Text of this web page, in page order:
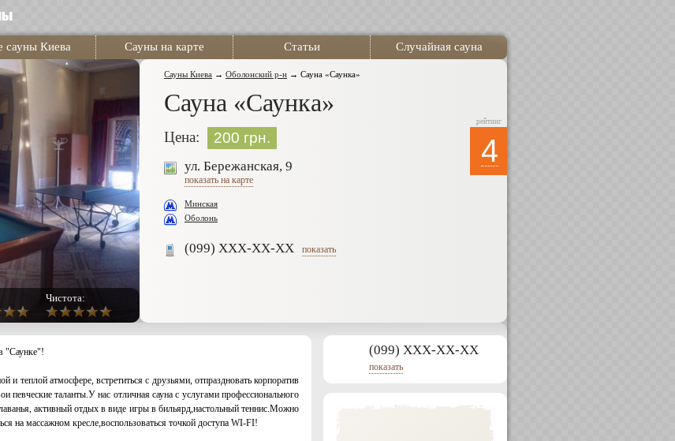
сауны Киева Сауны на карте Статьи Случайная сауна
Чистота:
Сауны Киева → Оболонский р-н → Сауна «Саунка»
Сауна «Саунка»
рейтинг
4
Цена: 200 грн.
ул. Бережанская, 9
показать на карте
Минская
Оболонь
(099) XXX-XX-XX показать
(099) XXX-XX-XX
показать
"Саунке"!
и теплой атмосфере, встретиться с друзьями, отпраздновать корпоратив
певческие таланты.У нас отличная сауна с услугами профессионального
активный отдых в виде игры в бильярд,настольный теннис.Можно
на массажном кресле,воспользоваться точкой доступа WI-FI!